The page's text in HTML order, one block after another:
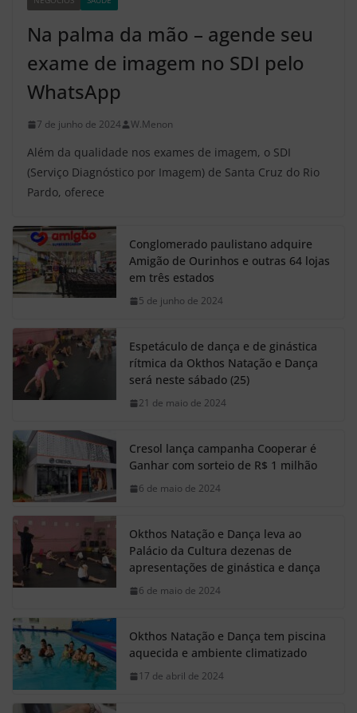
Na palma da mão – agende seu
exame de imagem no SDI pelo
WhatsApp
7 de junho de 2024 W.Menon
Além da qualidade nos exames de imagem, o SDI
(Serviço Diagnóstico por Imagem) de Santa Cruz do Rio
Pardo, oferece
Conglomerado paulistano adquire
Amigão de Ourinhos e outras 64 lojas
em três estados
5 de junho de 2024
Espetáculo de dança e de ginástica
rítmica da Okthos Natação e Dança
será neste sábado (25)
21 de maio de 2024
Cresol lança campanha Cooperar é
Ganhar com sorteio de R$ 1 milhão
6 de maio de 2024
Okthos Natação e Dança leva ao
Palácio da Cultura dezenas de
apresentações de ginástica e dança
6 de maio de 2024
Okthos Natação e Dança tem piscina
aquecida e ambiente climatizado
17 de abril de 2024